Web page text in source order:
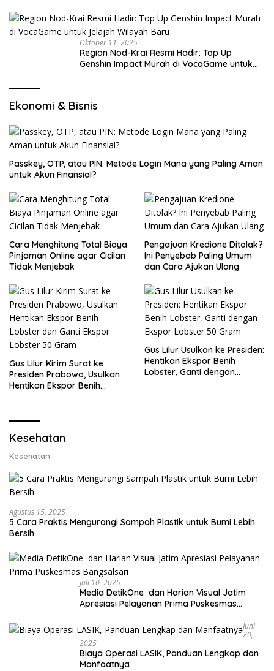
Oktober 11, 2025
Region Nod-Krai Resmi Hadir: Top Up
Genshin Impact Murah di VocaGame untuk
Ekonomi & Bisnis
Passkey, OTP, atau PIN: Metode Login Mana yang Paling Aman
untuk Akun Finansial?
Cara Menghitung Total Biaya
Pinjaman Online agar Cicilan
Tidak Menjebak
Pengajuan Kredione Ditolak?
Ini Penyebab Paling Umum
dan Cara Ajukan Ulang
Gus Lilur Kirim Surat ke
Presiden Prabowo, Usulkan
Hentikan Ekspor Benih
Gus Lilur Usulkan ke Presiden:
Hentikan Ekspor Benih
Lobster, Ganti dengan
Kesehatan
Kesehatan
Agustus 15, 2025
5 Cara Praktis Mengurangi Sampah Plastik untuk Bumi Lebih
Bersih
Juli 10, 2025
Media DetikOne dan Harian Visual Jatim
Apresiasi Pelayanan Prima Puskesmas
Juni
20,
2025
Biaya Operasi LASIK, Panduan Lengkap dan
Manfaatnya